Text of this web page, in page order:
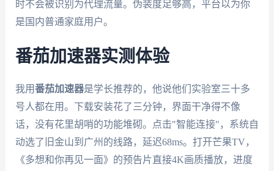
时不会被识别为代理流量。伪装度足够高，平台以为你
是国内普通家庭用户。
番茄加速器实测体验
我用番茄加速器是学长推荐的，他说他们实验室三十多
号人都在用。下载安装花了三分钟，界面干净得不像
话，没有花里胡哨的功能堆砌。点击"智能连接"，系统自
动选了旧金山到广州的线路，延迟68ms。打开芒果TV，
《多想和你再见一面》的预告片直接4K画质播放，进度